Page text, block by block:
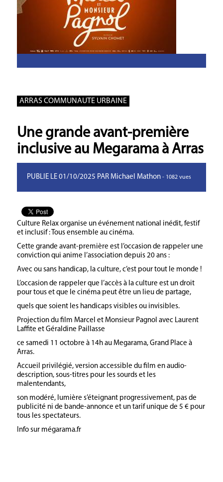
ARRAS COMMUNAUTE URBAINE
Une grande avant-première
inclusive au Megarama à Arras
PUBLIE LE 01/10/2025 PAR Michael Mathon - 1082 vues
Culture Relax organise un événement national inédit, festif
et inclusif : Tous ensemble au cinéma.
Cette grande avant-première est l’occasion de rappeler une
conviction qui anime l’association depuis 20 ans :
Avec ou sans handicap, la culture, c’est pour tout le monde !
L’occasion de rappeler que l’accès à la culture est un droit
pour tous et que le cinéma peut être un lieu de partage,
quels que soient les handicaps visibles ou invisibles.
Projection du film Marcel et Monsieur Pagnol avec Laurent
Laffite et Géraldine Paillasse
ce samedi 11 octobre à 14h au Megarama, Grand Place à
Arras.
Accueil privilégié, version accessible du film en audio-
description, sous-titres pour les sourds et les
malentendants,
son modéré, lumière s’éteignant progressivement, pas de
publicité ni de bande-annonce et un tarif unique de 5 € pour
tous les spectateurs.
Info sur mégarama.fr